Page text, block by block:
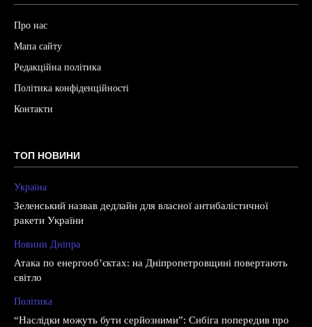
Про нас
Мапа сайту
Редакційна політика
Політика конфіденційності
Контакти
ТОП НОВИНИ
Україна
Зеленський назвав дедлайн для власної антибалістичної
ракети України
Новини Дніпра
Атака по енергооб’єктах: на Дніпропетровщині повертають
світло
Політика
“Наслідки можуть бути серйозними”: Сибіга попередив про